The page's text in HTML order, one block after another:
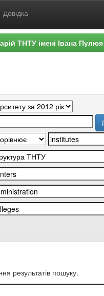
Довідка
ТНТУ імені Івана Пулюя
результатів пошуку.